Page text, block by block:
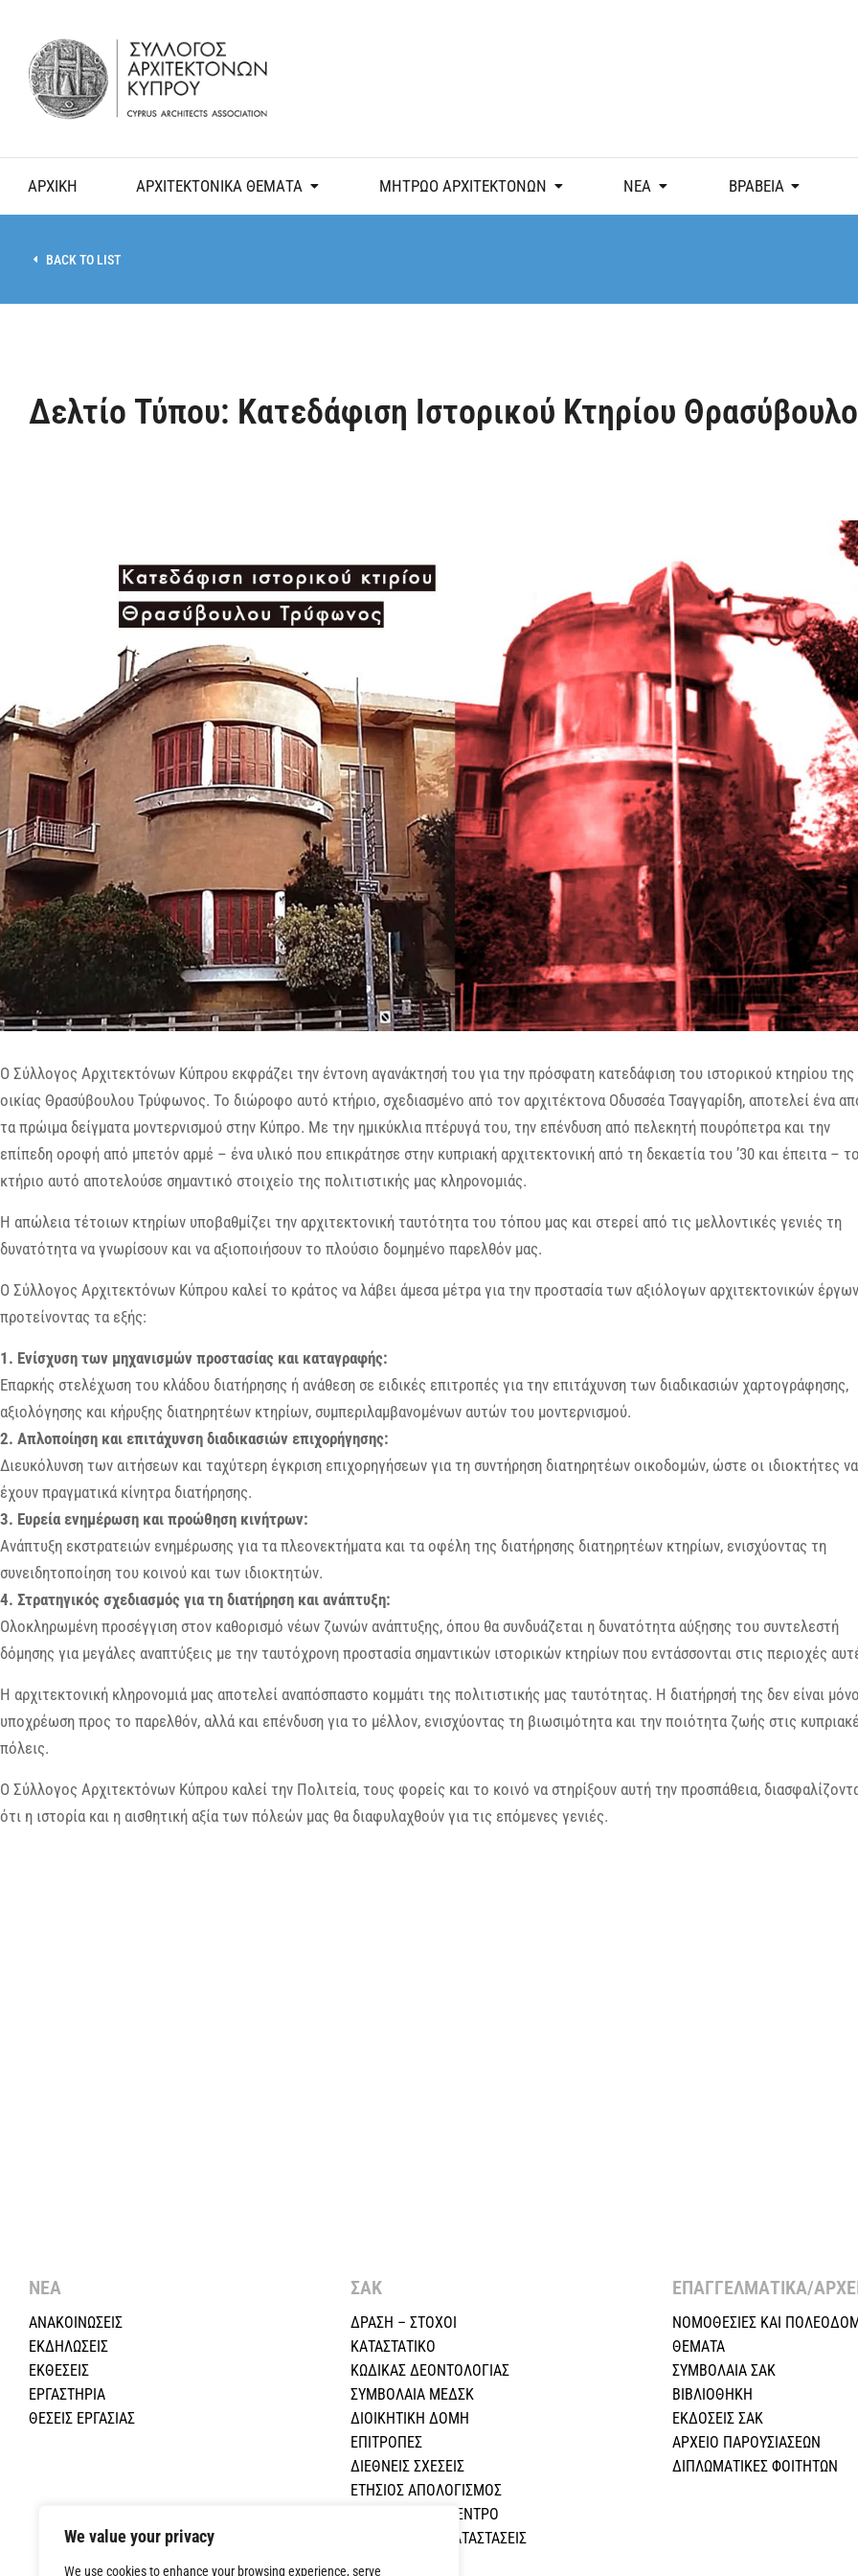
We value your privacy
We use cookies to enhance your browsing experience, serve
ΑΡΧΙΚΗ ΑΡΧΙΤΕΚΤΟΝΙΚΑ ΘΕΜΑΤΑ ΜΗΤΡΩΟ ΑΡΧΙΤΕΚΤΟΝΩΝ ΝΕΑ ΒΡΑΒΕΙΑ
BACK TO LIST
Δελτίο Τύπου: Κατεδάφιση Ιστορικού Κτηρίου
Ο Σύλλογος Αρχιτεκτόνων Κύπρου εκφράζει την έντονη αγανάκτησή του για την πρόσφατη κατεδάφιση του ιστορικού κτηρίου της
οικίας Θρασύβουλου Τρύφωνος. Το διώροφο αυτό κτήριο, σχεδιασμένο από τον αρχιτέκτονα Οδυσσέα Τσαγγαρίδη, αποτελεί ένα
τα πρώιμα δείγματα μοντερνισμού στην Κύπρο. Με την ημικύκλια πτέρυγά του, την επένδυση από πελεκητή πουρόπετρα και την
επίπεδη οροφή από μπετόν αρμέ – ένα υλικό που επικράτησε στην κυπριακή αρχιτεκτονική από τη δεκαετία του ’30 και έπειτα – το
κτήριο αυτό αποτελούσε σημαντικό στοιχείο της πολιτιστικής μας κληρονομιάς.
Η απώλεια τέτοιων κτηρίων υποβαθμίζει την αρχιτεκτονική ταυτότητα του τόπου μας και στερεί από τις μελλοντικές γενιές τη
δυνατότητα να γνωρίσουν και να αξιοποιήσουν το πλούσιο δομημένο παρελθόν μας.
Ο Σύλλογος Αρχιτεκτόνων Κύπρου καλεί το κράτος να λάβει άμεσα μέτρα για την προστασία των αξιόλογων αρχιτεκτονικών
προτείνοντας τα εξής:
1. Ενίσχυση των μηχανισμών προστασίας και καταγραφής:
Επαρκής στελέχωση του κλάδου διατήρησης ή ανάθεση σε ειδικές επιτροπές για την επιτάχυνση των διαδικασιών χαρτογράφησης,
αξιολόγησης και κήρυξης διατηρητέων κτηρίων, συμπεριλαμβανομένων αυτών του μοντερνισμού.
2. Απλοποίηση και επιτάχυνση διαδικασιών επιχορήγησης:
Διευκόλυνση των αιτήσεων και ταχύτερη έγκριση επιχορηγήσεων για τη συντήρηση διατηρητέων οικοδομών, ώστε οι ιδιοκτήτες να
έχουν πραγματικά κίνητρα διατήρησης.
3. Ευρεία ενημέρωση και προώθηση κινήτρων:
Ανάπτυξη εκστρατειών ενημέρωσης για τα πλεονεκτήματα και τα οφέλη της διατήρησης διατηρητέων κτηρίων, ενισχύοντας τη
συνειδητοποίηση του κοινού και των ιδιοκτητών.
4. Στρατηγικός σχεδιασμός για τη διατήρηση και ανάπτυξη:
Ολοκληρωμένη προσέγγιση στον καθορισμό νέων ζωνών ανάπτυξης, όπου θα συνδυάζεται η δυνατότητα αύξησης του συντελεστή
δόμησης για μεγάλες αναπτύξεις με την ταυτόχρονη προστασία σημαντικών ιστορικών κτηρίων που εντάσσονται στις περιοχές
Η αρχιτεκτονική κληρονομιά μας αποτελεί αναπόσπαστο κομμάτι της πολιτιστικής μας ταυτότητας. Η διατήρησή της δεν είναι μόνο
υποχρέωση προς το παρελθόν, αλλά και επένδυση για το μέλλον, ενισχύοντας τη βιωσιμότητα και την ποιότητα ζωής στις
πόλεις.
Ο Σύλλογος Αρχιτεκτόνων Κύπρου καλεί την Πολιτεία, τους φορείς και το κοινό να στηρίξουν αυτή την προσπάθεια,
ότι η ιστορία και η αισθητική αξία των πόλεών μας θα διαφυλαχθούν για τις επόμενες γενιές.
ΝΕΑ
ΑΝΑΚΟΙΝΩΣΕΙΣ
ΕΚΔΗΛΩΣΕΙΣ
ΕΚΘΕΣΕΙΣ
ΕΡΓΑΣΤΗΡΙΑ
ΘΕΣΕΙΣ ΕΡΓΑΣΙΑΣ
ΣΑΚ
ΔΡΑΣΗ – ΣΤΟΧΟΙ
ΚΑΤΑΣΤΑΤΙΚΟ
ΚΩΔΙΚΑΣ ΔΕΟΝΤΟΛΟΓΙΑΣ
ΣΥΜΒΟΛΑΙΑ ΜΕΔΣΚ
ΔΙΟΙΚΗΤΙΚΗ ΔΟΜΗ
ΕΠΙΤΡΟΠΕΣ
ΔΙΕΘΝΕΙΣ ΣΧΕΣEIΣ
ΕΤΗΣΙΟΣ ΑΠΟΛΟΓΙΣΜΟΣ
ΕΚΠΑΙΔΕΥΤΙΚΟ ΚΕΝΤΡΟ
ΟΙΚΟΝΟΜΙΚΕΣ ΚΑΤΑΣΤΑΣΕΙΣ
ΕΠΑΓΓΕΛΜΑΤΙΚΑ/
ΝΟΜΟΘΕΣΙΕΣ KAI
ΘΕΜΑΤΑ
ΣΥΜΒΟΛΑΙΑ ΣΑΚ
ΒΙΒΛΙΟΘΗΚΗ
ΕΚΔΟΣΕΙΣ ΣΑΚ
ΑΡΧΕΙΟ ΠΑΡΟΥΣΙΑΣΕΩΝ
ΔΙΠΛΩΜΑΤΙΚΕΣ ΦΟΙΤΗΤΩΝ